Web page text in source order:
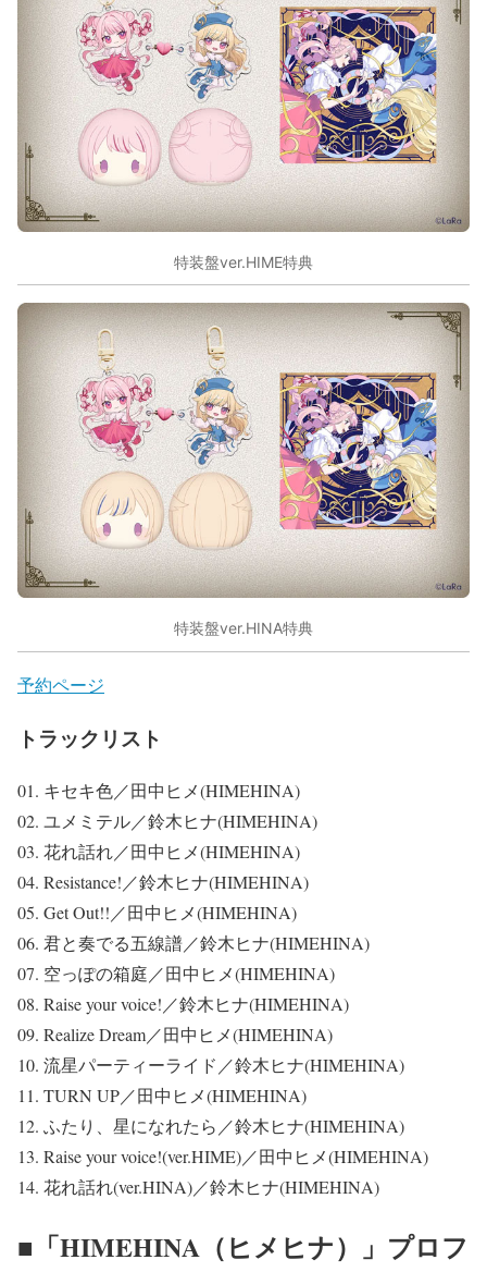
特装盤ver.HIME特典
特装盤ver.HINA特典
予約ページ
トラックリスト
01. キセキ色／田中ヒメ(HIMEHINA)
02. ユメミテル／鈴木ヒナ(HIMEHINA)
03. 花れ話れ／田中ヒメ(HIMEHINA)
04. Resistance!／鈴木ヒナ(HIMEHINA)
05. Get Out!!／田中ヒメ(HIMEHINA)
06. 君と奏でる五線譜／鈴木ヒナ(HIMEHINA)
07. 空っぽの箱庭／田中ヒメ(HIMEHINA)
08. Raise your voice!／鈴木ヒナ(HIMEHINA)
09. Realize Dream／田中ヒメ(HIMEHINA)
10. 流星パーティーライド／鈴木ヒナ(HIMEHINA)
11. TURN UP／田中ヒメ(HIMEHINA)
12. ふたり、星になれたら／鈴木ヒナ(HIMEHINA)
13. Raise your voice!(ver.HIME)／田中ヒメ(HIMEHINA)
14. 花れ話れ(ver.HINA)／鈴木ヒナ(HIMEHINA)
■「HIMEHINA（ヒメヒナ）」プロフ